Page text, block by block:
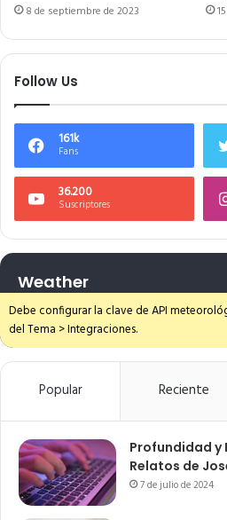
8 de septiembre de 2023
Follow Us
161k
Fans
36.200
Suscriptores
Weather
Debe configurar la clave de API
del Tema > Integraciones.
Popular Reciente
Profundidad y
Relatos de
7 de julio de 2024